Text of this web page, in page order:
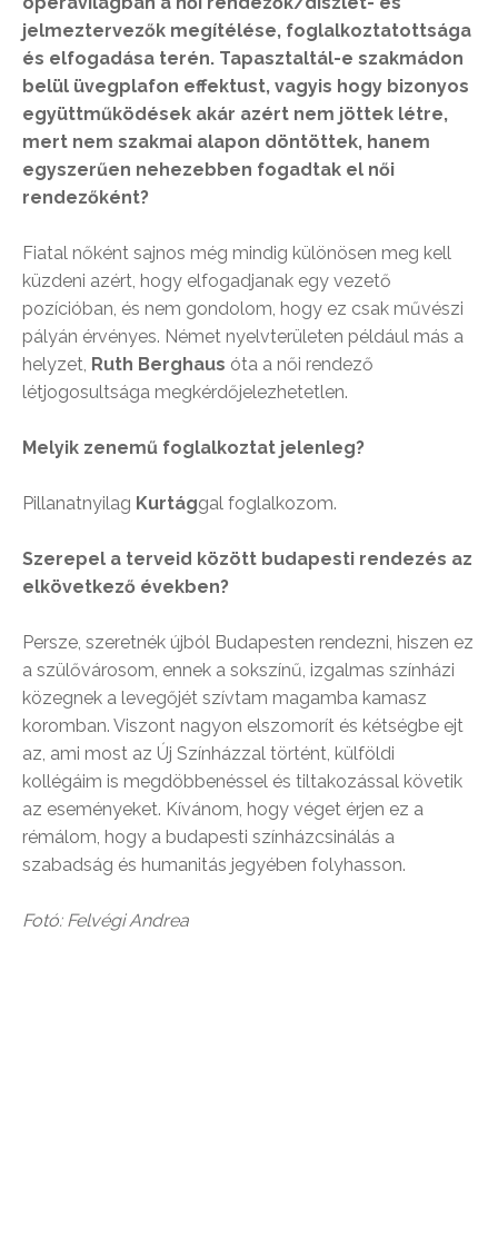
jelmeztervezők megítélése, foglalkoztatottsága
és elfogadása terén. Tapasztaltál-e szakmádon
belül üvegplafon effektust, vagyis hogy bizonyos
együttműködések akár azért nem jöttek létre,
mert nem szakmai alapon döntöttek, hanem
egyszerűen nehezebben fogadtak el női
rendezőként?
Fiatal nőként sajnos még mindig különösen meg kell
küzdeni azért, hogy elfogadjanak egy vezető
pozícióban, és nem gondolom, hogy ez csak művészi
pályán érvényes. Német nyelvterületen például más a
helyzet, Ruth Berghaus óta a női rendező
létjogosultsága megkérdőjelezhetetlen.
Melyik zenemű foglalkoztat jelenleg?
Pillanatnyilag Kurtággal foglalkozom.
Szerepel a terveid között budapesti rendezés az
elkövetkező években?
Persze, szeretnék újból Budapesten rendezni, hiszen ez
a szülővárosom, ennek a sokszínű, izgalmas színházi
közegnek a levegőjét szívtam magamba kamasz
koromban. Viszont nagyon elszomorít és kétségbe ejt
az, ami most az Új Színházzal történt, külföldi
kollégáim is megdöbbenéssel és tiltakozással követik
az eseményeket. Kívánom, hogy véget érjen ez a
rémálom, hogy a budapesti színházcsinálás a
szabadság és humanitás jegyében folyhasson.
Fotó: Felvégi Andrea